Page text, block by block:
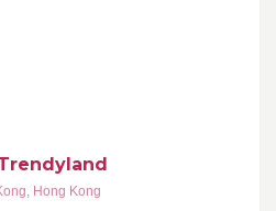
, Hong Kong